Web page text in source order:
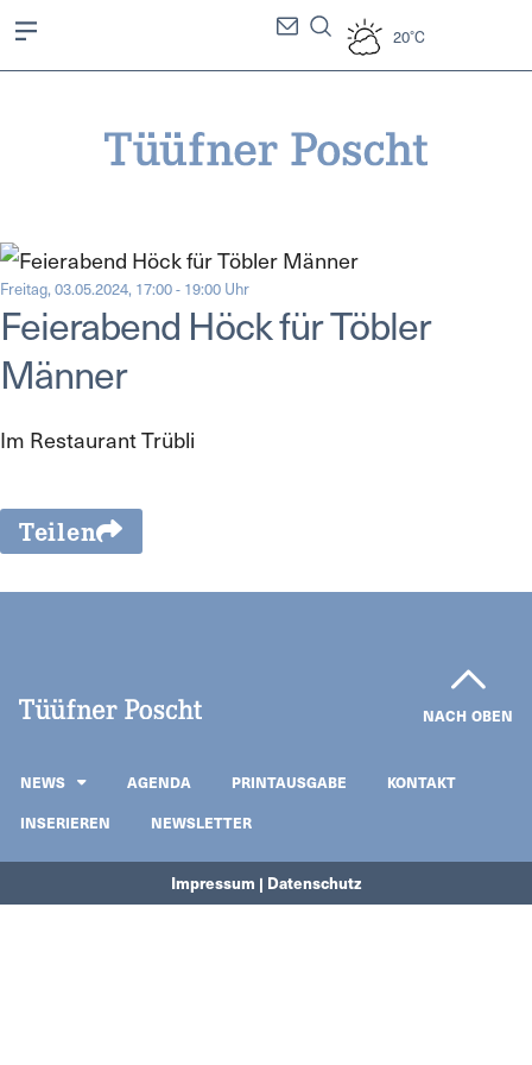
20°C
Freitag, 03.05.2024, 17:00 - 19:00 Uhr
Feierabend Höck für Töbler
Männer
Im Restaurant Trübli
Teilen
NACH OBEN
NEWS AGENDA PRINTAUSGABE
KONTAKT
INSERIEREN
NEWSLETTER
Impressum | Datenschutz